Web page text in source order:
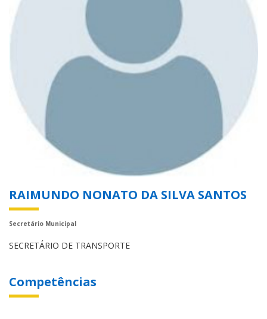
RAIMUNDO NONATO DA SILVA SANTOS
Secretário Municipal
SECRETÁRIO DE TRANSPORTE
Competências